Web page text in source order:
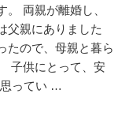
。 両親が離婚し、
父親にありました
たので、母親と暮ら
子供にとって、安
ってい …